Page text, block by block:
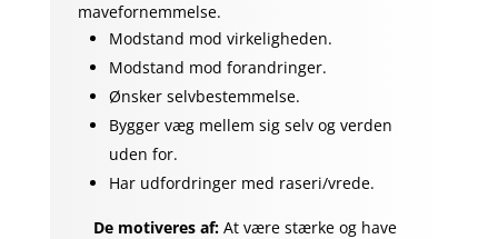
mavefornemmelse.
Modstand mod virkeligheden.
Modstand mod forandringer.
Ønsker selvbestemmelse.
Bygger væg mellem sig selv og verden
uden for.
Har udfordringer med raseri/vrede.
De motiveres af:At være stærke og have